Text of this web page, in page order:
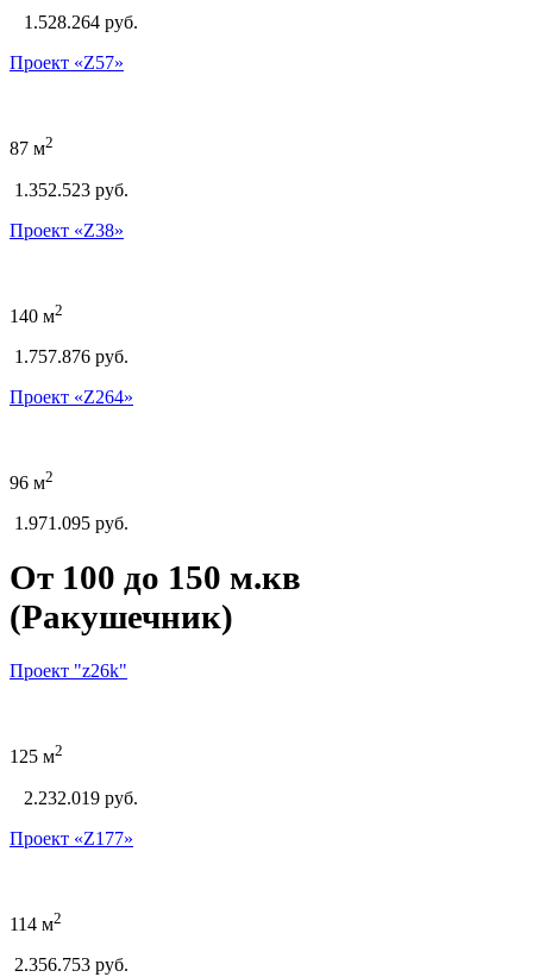
1.528.264 руб.
Проект «Z57»
87 м2
1.352.523 руб.
Проект «Z38»
140 м2
1.757.876 руб.
Проект «Z264»
96 м2
1.971.095 руб.
От 100 до 150 м.кв
(Ракушечник)
Проект "z26k"
125 м2
2.232.019 руб.
Проект «Z177»
114 м2
2.356.753 руб.